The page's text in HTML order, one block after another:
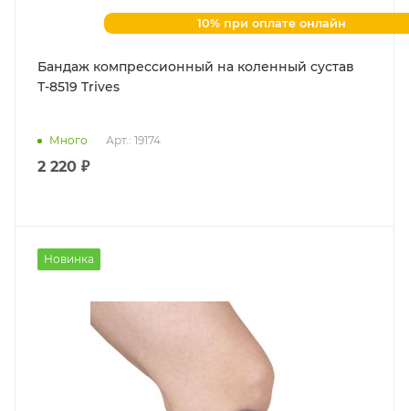
10% при оплате онлайн
Бандаж компрессионный на коленный сустав
Т-8519 Trives
Много Арт.: 19174
2 220 ₽
Новинка